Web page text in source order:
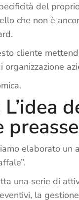
del
che non è
cliente
elaborato un
una serie di
la